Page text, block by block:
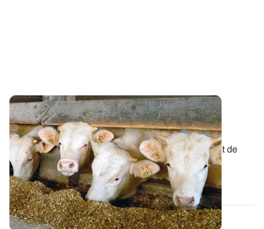
Alimentation animale - Connaître la valeur
énergétique du maïs fourrage
La composition chimique d’un maïs fourrage permet de
calculer sa valeur alimentaire ; sa...
18 OCT. 2018